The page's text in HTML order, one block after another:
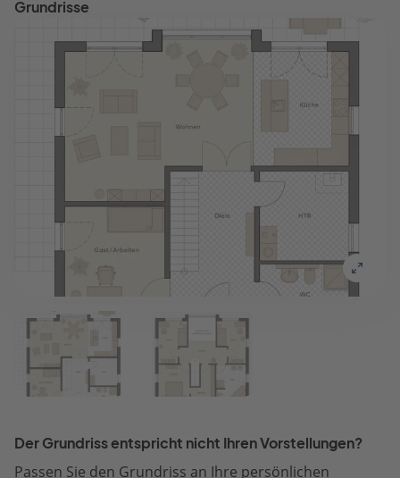
Grundrisse
Der Grundriss entspricht nicht Ihren Vorstellungen?
Passen Sie den Grundriss an Ihre persönlichen